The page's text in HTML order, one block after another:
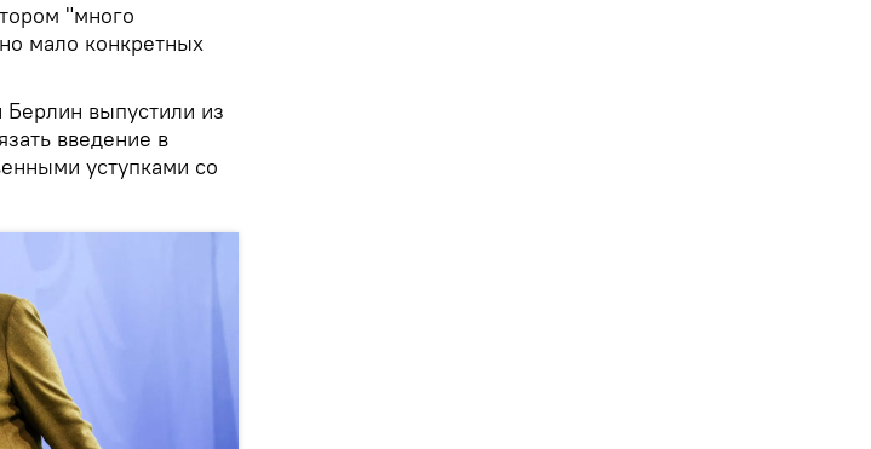
"много
мало конкретных
выпустили из
введение в
уступками со